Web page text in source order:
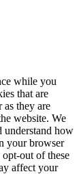
while you
that are
as they are
website. We
understand how
your browser
out of these
affect your